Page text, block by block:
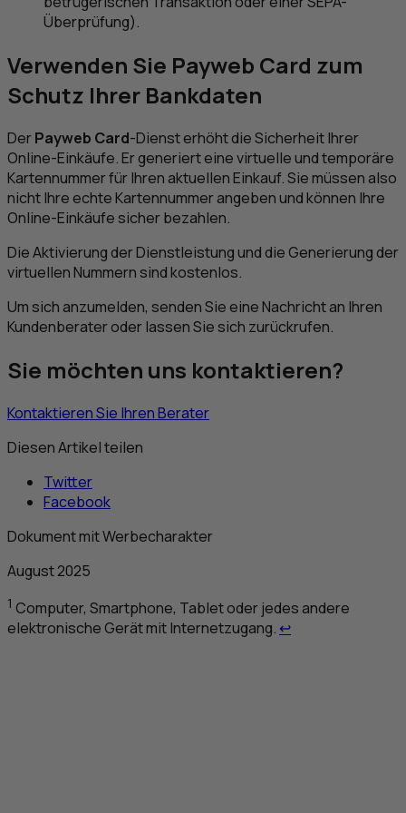
Überprüfung).
Verwenden Sie Payweb Card zum
Schutz Ihrer Bankdaten
DerPayweb Card-Dienst erhöht die Sicherheit Ihrer
Online-Einkäufe. Er generiert eine virtuelle und temporäre
Kartennummer für Ihren aktuellen Einkauf. Sie müssen also
nicht Ihre echte Kartennummer angeben und können Ihre
Online-Einkäufe sicher bezahlen.
Die Aktivierung der Dienstleistung und die Generierung der
virtuellen Nummern sind kostenlos.
Um sich anzumelden, senden Sie eine Nachricht an Ihren
Kundenberater oder lassen Sie sich zurückrufen.
Sie möchten uns kontaktieren?
Kontaktieren Sie Ihren Berater
Diesen Artikel teilen
Twitter
Facebook
Dokument mit Werbecharakter
August 2025
1 Computer, Smartphone, Tablet oder jedes andere
elektronische Gerät mit Internetzugang. ↩Retour au renvoi